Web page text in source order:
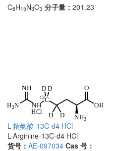
C8H15N3O3 分子量： 201.23
L-精氨酸-13C-d4 HCl
L-Arginine-13C-d4 HCl
货号： AE-097034 Cas 号：